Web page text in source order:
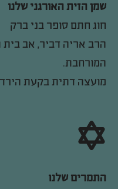
שמן הזית האורגני שלנו
חוג חתם סופר בני ברק
הרב אריה דביר, אב
המורחבת.
מועצה דתית בקעת
ה‍תמרים שלנו